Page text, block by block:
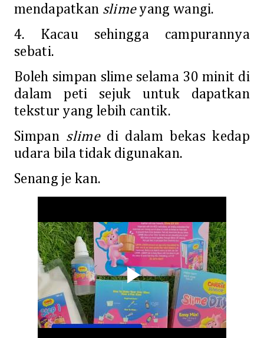
mendapatkan slimeyang wangi.
4. Kacau sehingga campurannya
sebati.
Boleh simpan slime selama 30 minit di
dalam peti sejuk untuk dapatkan
tekstur yang lebih cantik.
Simpan slimedi dalam bekas kedap
udara bila tidak digunakan.
Senang je kan.